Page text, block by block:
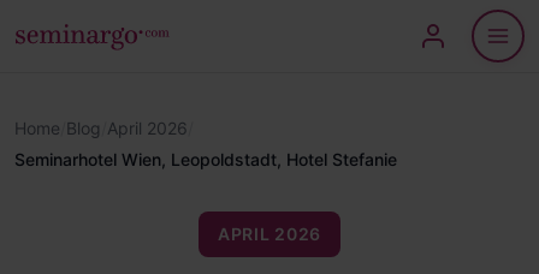
Home Blog April 2026
Seminarhotel Wien, Leopoldstadt, Hotel Stefanie
APRIL 2026